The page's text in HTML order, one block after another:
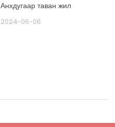
Анхдугаар таван жил
2024-06-06